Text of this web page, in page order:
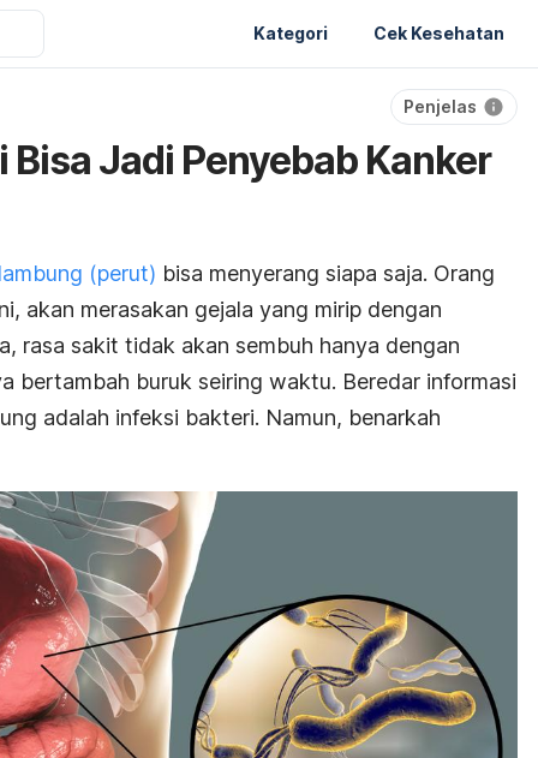
Kategori Cek Kesehatan
Penjelas
Jadi Penyebab Kanker
(perut) bisa menyerang siapa saja. Orang
akan merasakan gejala yang mirip dengan
rasa sakit tidak akan sembuh hanya dengan
bertambah buruk seiring waktu. Beredar informasi
adalah infeksi bakteri. Namun, benarkah